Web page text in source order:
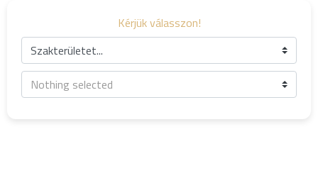
Kérjük válasszon!
Szakterületet...
Nothing selected